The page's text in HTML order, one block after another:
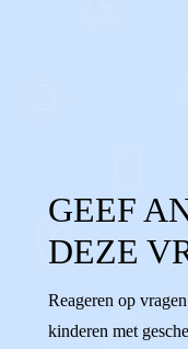
GEEF
DEZE
Reageren op
kinderen met